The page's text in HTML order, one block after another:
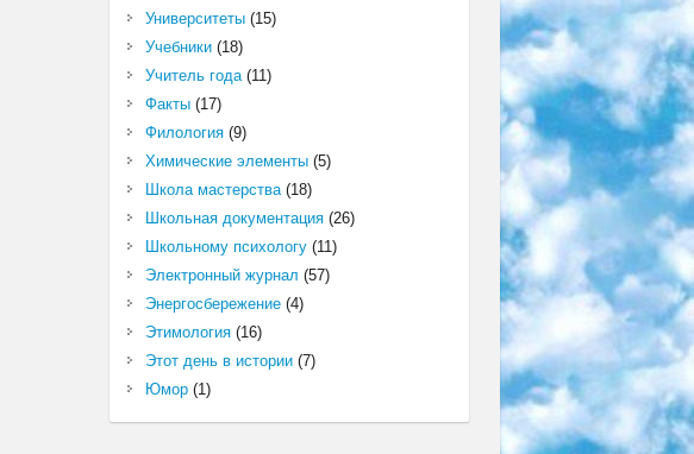
Университеты(15)
Учебники(18)
Учитель года(11)
Факты(17)
Филология(9)
Химические элементы(5)
Школа мастерства(18)
Школьная документация(26)
Школьному психологу(11)
Электронный журнал (57)
Энергосбережение(4)
Этимология(16)
Этот день в истории(7)
Юмор(1)